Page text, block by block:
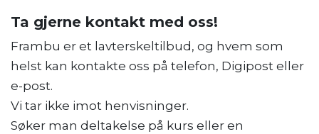
Ta gjerne kontakt med oss!
Frambu er et lavterskeltilbud, og hvem som
helst kan kontakte oss på telefon, Digipost eller
e-post.
Vi tar ikke imot henvisninger.
Søker man deltakelse på kurs eller en